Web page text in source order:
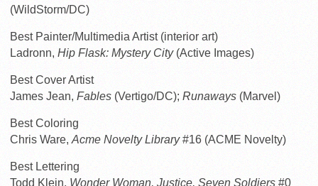
(WildStorm/DC)
Best Painter/Multimedia Artist (interior art)
Ladronn, Hip Flask: Mystery City(Active Images)
Best Cover Artist
James Jean, Fables (Vertigo/DC); Runaways (Marvel)
Best Coloring
Chris Ware, Acme Novelty Library#16 (ACME Novelty)
Best Lettering
Todd Klein, Wonder Woman, Justice, Seven Soldiers #0